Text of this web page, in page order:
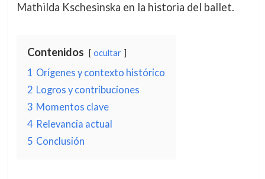
Mathilda Kschesinska en la historia del ballet.
Contenidos ocultar
1 Orígenes y contexto histórico
2 Logros y contribuciones
3 Momentos clave
4 Relevancia actual
5 Conclusión